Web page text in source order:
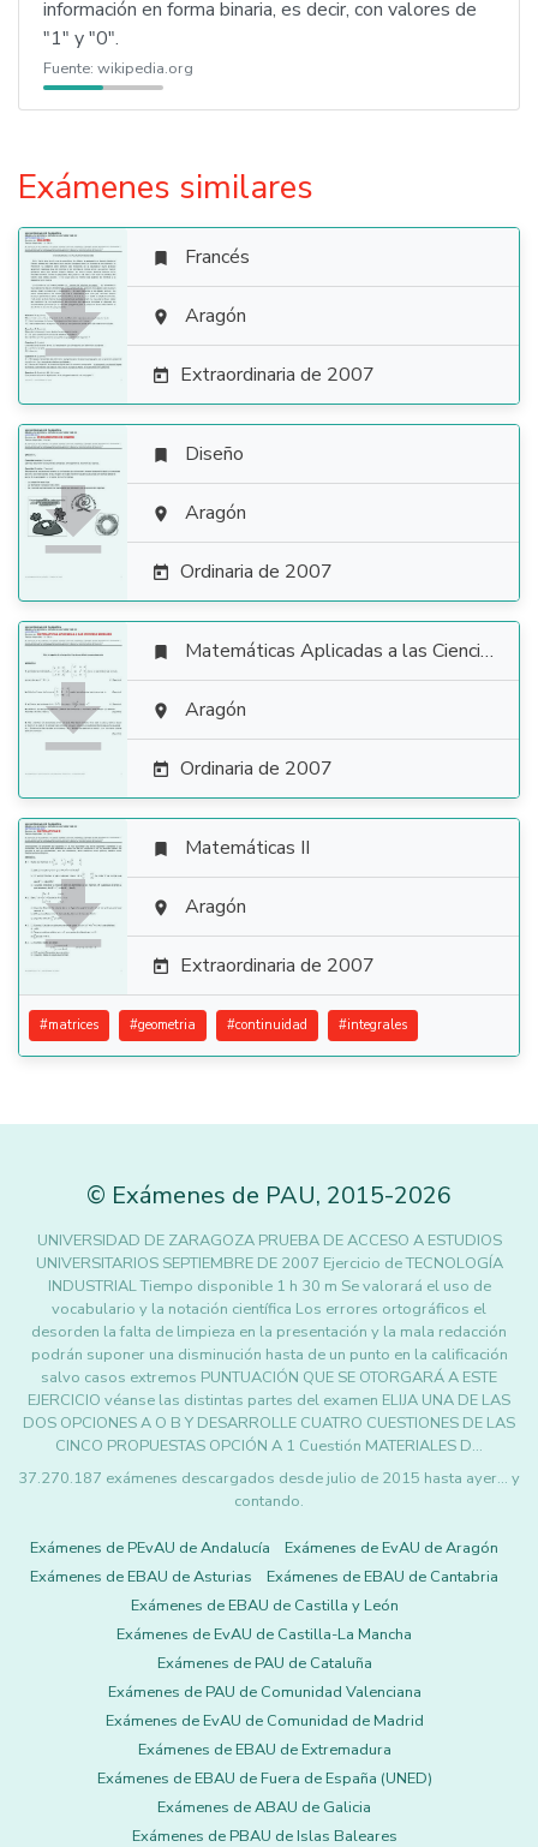
información en forma binaria, es decir, con valores de
"1" y "0".
Fuente: wikipedia.org
Exámenes similares

 Francés
 Aragón
 Extraordinaria de 2007

 Diseño
 Aragón
 Ordinaria de 2007

 Matemáticas Aplicadas a las Ciencias Sociales
 Aragón
 Ordinaria de 2007

 Matemáticas II
 Aragón
 Extraordinaria de 2007
#matrices #geometria #continuidad #integrales
© Exámenes de PAU, 2015-2026
UNIVERSIDAD DE ZARAGOZA PRUEBA DE ACCESO A ESTUDIOS
UNIVERSITARIOS SEPTIEMBRE DE 2007 Ejercicio de TECNOLOGÍA
INDUSTRIAL Tiempo disponible 1 h 30 m Se valorará el uso de
vocabulario y la notación científica Los errores ortográficos el
desorden la falta de limpieza en la presentación y la mala redacción
podrán suponer una disminución hasta de un punto en la calificación
salvo casos extremos PUNTUACIÓN QUE SE OTORGARÁ A ESTE
EJERCICIO véanse las distintas partes del examen ELIJA UNA DE LAS
DOS OPCIONES A O B Y DESARROLLE CUATRO CUESTIONES DE LAS
CINCO PROPUESTAS OPCIÓN A 1 Cuestión MATERIALES D…
37.270.187 exámenes descargados desde julio de 2015 hasta ayer... y
contando.
Exámenes de PEvAU de Andalucía
Exámenes de EvAU de Aragón
Exámenes de EBAU de Asturias
Exámenes de EBAU de Cantabria
Exámenes de EBAU de Castilla y León
Exámenes de EvAU de Castilla-La Mancha
Exámenes de PAU de Cataluña
Exámenes de PAU de Comunidad Valenciana
Exámenes de EvAU de Comunidad de Madrid
Exámenes de EBAU de Extremadura
Exámenes de EBAU de Fuera de España (UNED)
Exámenes de ABAU de Galicia
Exámenes de PBAU de Islas Baleares